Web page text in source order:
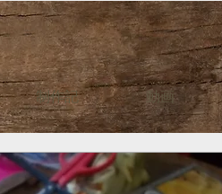
制作記 動画